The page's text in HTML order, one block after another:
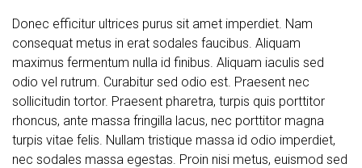
Donec efficitur ultrices purus sit amet imperdiet. Nam
consequat metus in erat sodales faucibus. Aliquam
maximus fermentum nulla id finibus. Aliquam iaculis sed
odio vel rutrum. Curabitur sed odio est. Praesent nec
sollicitudin tortor. Praesent pharetra, turpis quis porttitor
rhoncus, ante massa fringilla lacus, nec porttitor magna
turpis vitae felis. Nullam tristique massa id odio imperdiet,
nec sodales massa egestas. Proin nisi metus, euismod sed